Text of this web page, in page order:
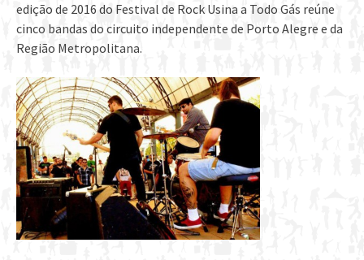
edição de 2016 do Festival de Rock Usina a Todo Gás reúne
cinco bandas do circuito independente de Porto Alegre e da
Região Metropolitana.